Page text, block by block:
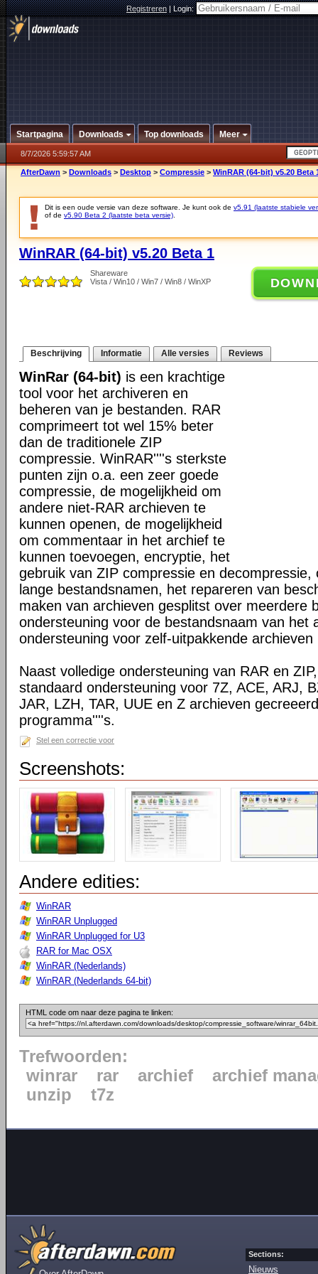
Registreren|Login:
Startpagina Downloads Top downloads Meer
8/7/2026 5:59:57 AM
AfterDawn > Downloads > Desktop > Compressie > WinRAR (64-bit) v5.20 Beta
Dit is een oude versie van deze software. Je kunt ook de v5.91 (laatste stabiele
of de v5.90 Beta 2 (laatste beta versie)
WinRAR (64-bit) v5.20 Beta 1
Shareware
Vista / Win10 / Win7 / Win8 / WinXP
Beschrijving Informatie Alle versies Reviews
WinRar (64-bit) is een krachtige
tool voor het archiveren en
beheren van je bestanden. RAR
comprimeert tot wel 15% beter
dan de traditionele ZIP
compressie. WinRAR''''s sterkste
punten zijn o.a. een zeer goede
compressie, de mogelijkheid om
andere niet-RAR archieven te
kunnen openen, de mogelijkheid
om commentaar in het archief te
kunnen toevoegen, encryptie, het
gebruik van ZIP compressie en decompressie,
lange bestandsnamen, het repareren van
maken van archieven gesplitst over meerdere
ondersteuning voor de bestandsnaam van het
ondersteuning voor zelf-uitpakkende archieven
Naast volledige ondersteuning van RAR en
standaard ondersteuning voor 7Z, ACE, ARJ,
JAR, LZH, TAR, UUE en Z archieven
programma''''s.
Stel een correctie voor
Screenshots:
Andere edities:
WinRAR
WinRAR Unplugged
WinRAR Unplugged for U3
RAR for Mac OSX
WinRAR (Nederlands)
WinRAR (Nederlands 64-bit)
HTML code om naar deze pagina te linken:
Trefwoorden:
winrar
rar archief
archief
unzip
t7z
Sections:
Nieuws